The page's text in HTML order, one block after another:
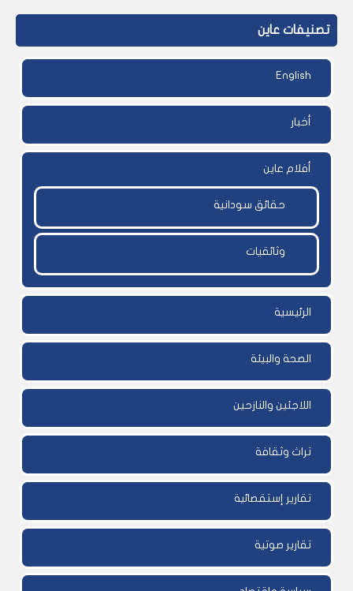
تصنيفات عاين
English
أخبار
أفلام عاين
حقائق سودانية
وثائقيات
الرئيسية
الصحة والبيئة
اللاجئين والنازحين
تراث وثقافة
تقارير إستقصائية
تقارير صوتية